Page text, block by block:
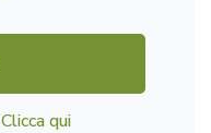
Clicca qui